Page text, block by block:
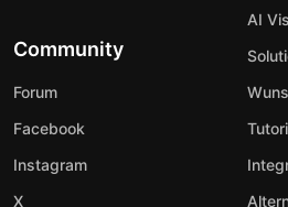
Community
Forum
Facebook
Instagram
X
AI